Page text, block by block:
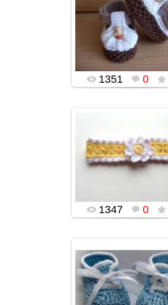
03.02.2016
popularsge
1351 0
03.02.2016
popularsge
1347 0
03.02.2016
popularsge